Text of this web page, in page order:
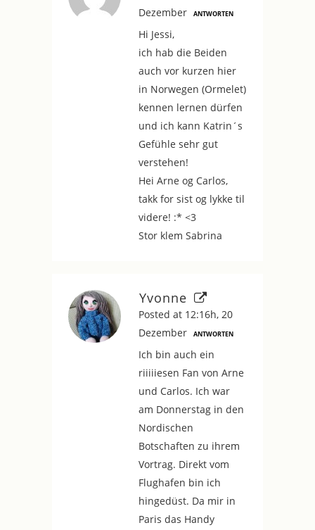
Dezember
ANTWORTEN
Hi Jessi,
ich hab die Beiden
auch vor kurzen hier
in Norwegen (Ormelet)
kennen lernen dürfen
und ich kann Katrin´s
Gefühle sehr gut
verstehen!
Hei Arne og Carlos,
takk for sist og lykke til
videre! :* <3
Stor klem Sabrina
Yvonne
Posted at 12:16h, 20
Dezember
ANTWORTEN
Ich bin auch ein
riiiiiesen Fan von Arne
und Carlos. Ich war
am Donnerstag in den
Nordischen
Botschaften zu ihrem
Vortrag. Direkt vom
Flughafen bin ich
hingedüst. Da mir in
Paris das Handy